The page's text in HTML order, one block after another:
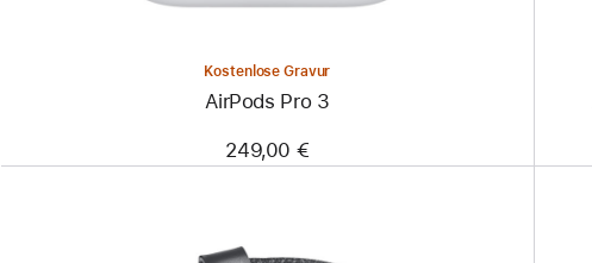
Kostenlose Gravur
AirPods Pro 3
249,00 €